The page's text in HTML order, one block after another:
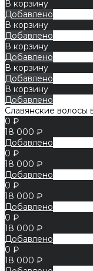
В корзину
Добавлено
В корзину
Добавлено
В корзину
Добавлено
В корзину
Добавлено
В корзину
Добавлено
Славянские волосы
0 ₽
18 000 ₽
Добавлено
0 ₽
18 000 ₽
Добавлено
0 ₽
18 000 ₽
Добавлено
0 ₽
18 000 ₽
Добавлено
0 ₽
18 000 ₽